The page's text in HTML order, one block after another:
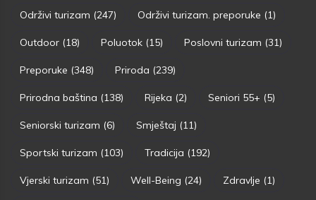
Održivi turizam (247) Održivi turizam. preporuke (1)
Outdoor (18) Poluotok (15) Poslovni turizam (31)
Preporuke (348) Priroda (239)
Prirodna baština (138) Rijeka (2) Seniori 55+ (5)
Seniorski turizam (6) Smještaj (11)
Sportski turizam (103) Tradicija (192)
Vjerski turizam (51) Well-Being (24) Zdravlje (1)